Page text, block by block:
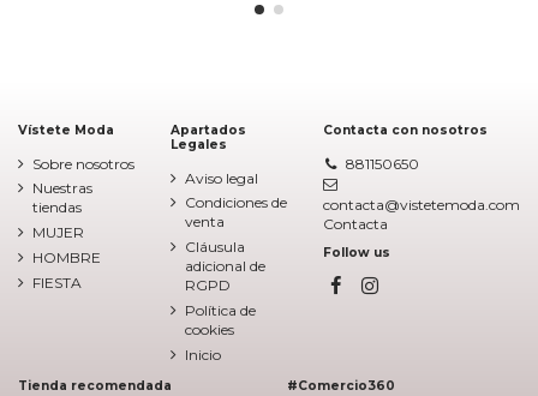
Vístete Moda
Sobre nosotros
Nuestras
tiendas
MUJER
HOMBRE
FIESTA
Apartados
Legales
Aviso legal
Condiciones de
venta
Cláusula
adicional de
RGPD
Política de
cookies
Inicio
Contacta con nosotros
881150650
contacta@vistetemoda.com
Contacta
Follow us
Tienda recomendada #Comercio360